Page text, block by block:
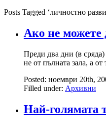
Posts Tagged ‘личностно
Ако не можете
Преди два дни (в
не от пълната зала, а
Posted: ноември 20th,
Filled under: Архивни
Най-голямата